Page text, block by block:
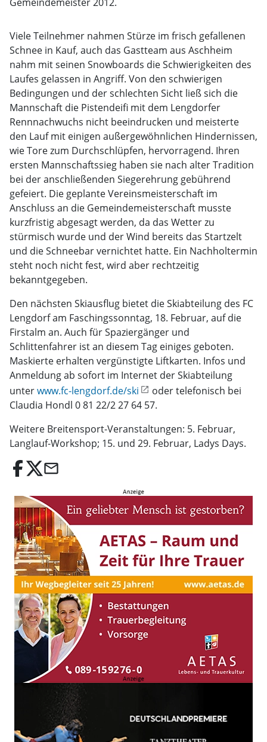
Viele Teilnehmer nahmen Stürze im frisch gefallenen
Schnee in Kauf, auch das Gastteam aus Aschheim
nahm mit seinen Snowboards die Schwierigkeiten des
Laufes gelassen in Angriff. Von den schwierigen
Bedingungen und der schlechten Sicht ließ sich die
Mannschaft die Pistendeifi mit dem Lengdorfer
Rennnachwuchs nicht beeindrucken und meisterte
den Lauf mit einigen außergewöhnlichen Hindernissen,
wie Tore zum Durchschlüpfen, hervorragend. Ihren
ersten Mannschaftssieg haben sie nach alter Tradition
bei der anschließenden Siegerehrung gebührend
gefeiert. Die geplante Vereinsmeisterschaft im
Anschluss an die Gemeindemeisterschaft musste
kurzfristig abgesagt werden, da das Wetter zu
stürmisch wurde und der Wind bereits das Startzelt
und die Schneebar vernichtet hatte. Ein Nachholtermin
steht noch nicht fest, wird aber rechtzeitig
bekanntgegeben.
Den nächsten Skiausflug bietet die Skiabteilung des FC
Lengdorf am Faschingssonntag, 18. Februar, auf die
Firstalm an. Auch für Spaziergänger und
Schlittenfahrer ist an diesem Tag einiges geboten.
Maskierte erhalten vergünstigte Liftkarten. Infos und
Anmeldung ab sofort im Internet der Skiabteilung
unterwww.fc-lengdorf.de/ski
oder telefonisch bei
Claudia Hondl 0 81 22/2 27 64 57.
Weitere Breitensport-Veranstaltungen: 5. Februar,
Langlauf-Workshop; 15. und 29. Februar, Ladys Days.
email